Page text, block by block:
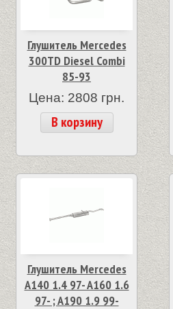
Глушитель Mercedes
300TD Diesel Combi
85-93
Цена: 2808 грн.
В корзину
Глушитель Mercedes
A140 1.4 97- A160 1.6
97- ; A190 1.9 99-